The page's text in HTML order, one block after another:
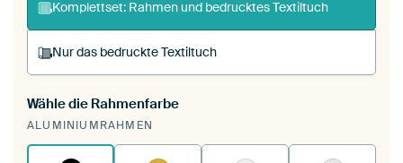
Komplettset: Rahmen und bedrucktes Textiltuch
Nur das bedruckte Textiltuch
Du spannst einen wechselbaren Textiltuch in
deinen vorhandenen ArtFrame™.
funktioniert es.
Wähle die Rahmenfarbe
ALUMINIUMRAHMEN